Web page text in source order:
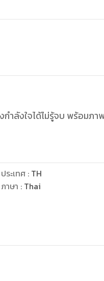
ำลังใจได้ไม่รู้จบ พร้อมภ
ประเทศ : TH
ภาษา : Thai